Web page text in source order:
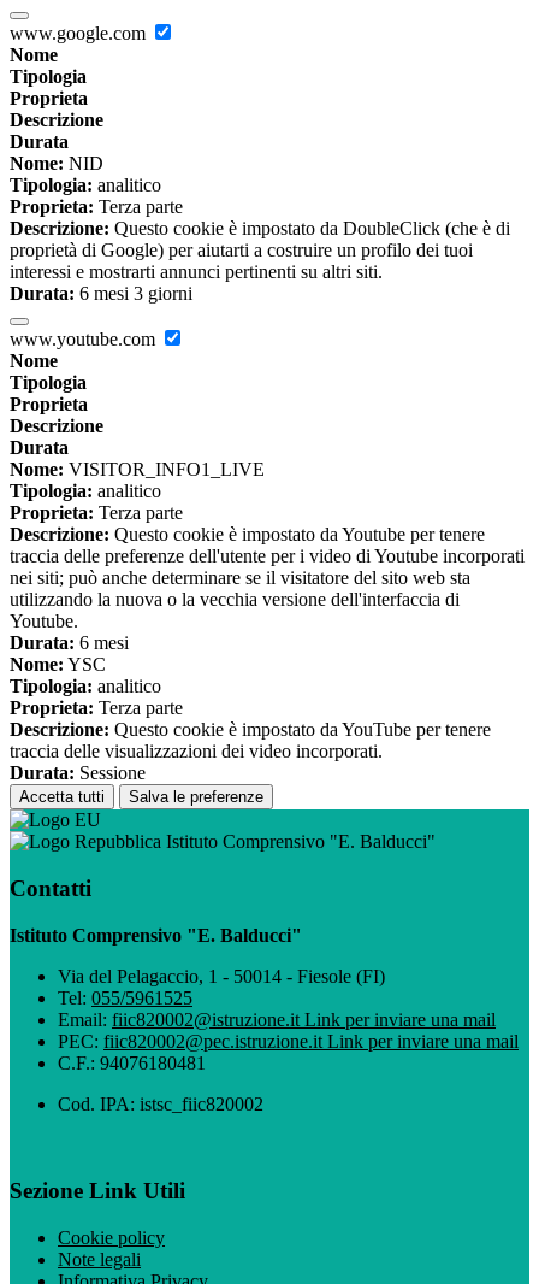
www.google.com
Nome
Tipologia
Proprieta
Descrizione
Durata
Nome: NID
Tipologia: analitico
Proprieta: Terza parte
Descrizione: Questo cookie è impostato da DoubleClick (che è di
proprietà di Google) per aiutarti a costruire un profilo dei tuoi
interessi e mostrarti annunci pertinenti su altri siti.
Durata: 6 mesi 3 giorni
www.youtube.com
Nome
Tipologia
Proprieta
Descrizione
Durata
Nome: VISITOR_INFO1_LIVE
Tipologia: analitico
Proprieta: Terza parte
Descrizione: Questo cookie è impostato da Youtube per tenere
traccia delle preferenze dell'utente per i video di Youtube incorporati
nei siti; può anche determinare se il visitatore del sito web sta
utilizzando la nuova o la vecchia versione dell'interfaccia di
Youtube.
Durata: 6 mesi
Nome: YSC
Tipologia: analitico
Proprieta: Terza parte
Descrizione: Questo cookie è impostato da YouTube per tenere
traccia delle visualizzazioni dei video incorporati.
Durata: Sessione
Accetta tutti Salva le preferenze
Istituto Comprensivo "E. Balducci"
Contatti
Istituto Comprensivo "E. Balducci"
Via del Pelagaccio, 1 - 50014 - Fiesole (FI)
Tel: 055/5961525
Email: fiic820002@istruzione.it Link per inviare una mail
PEC: fiic820002@pec.istruzione.it Link per inviare una mail
C.F.: 94076180481
Cod. IPA: istsc_fiic820002
Sezione Link Utili
Cookie policy
Note legali